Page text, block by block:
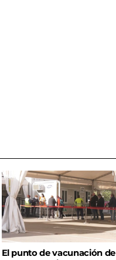
El punto de vacunación de